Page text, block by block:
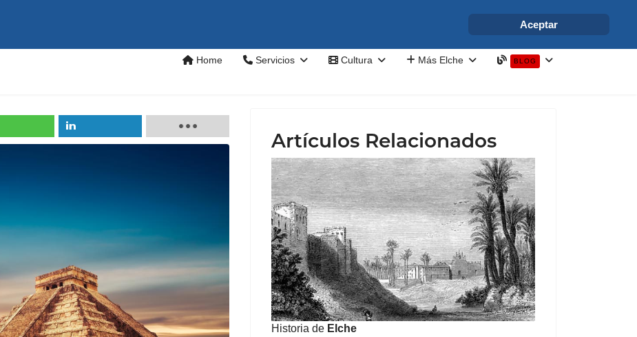
info@elchesemueve.com
Home Servicios Cultura Más Elche BLOG
Artículos Relacionados
Historia de Elche
Aceptar